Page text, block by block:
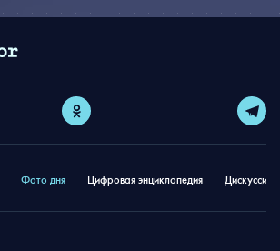
Фото дня Цифровая энциклопедия